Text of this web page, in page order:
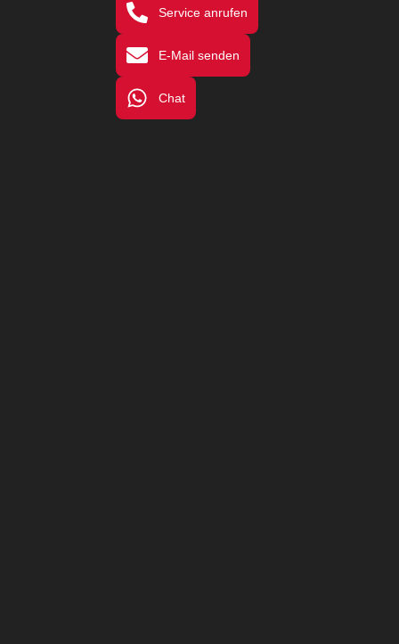
Service anrufen
E-Mail senden
Chat